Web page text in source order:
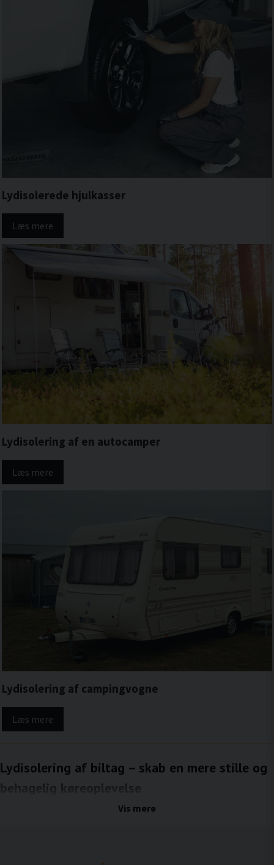
Lydisolerede hjulkasser
Læs mere
Lydisolering af en autocamper
Læs mere
Lydisolering af campingvogne
Læs mere
Lydisolering af biltag – skab en mere stille og
behagelig køreoplevelse
Lydisolering af biltaget er en effektiv foranstaltning til at reducere støj fra vind, regn
Vis mere